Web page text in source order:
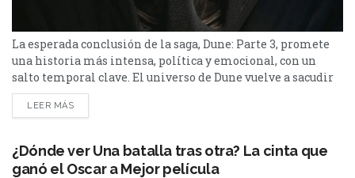
La esperada conclusión de la saga, Dune: Parte 3, promete
una historia más intensa, política y emocional, con un
salto temporal clave. El universo de Dune vuelve a sacudir
al mundo del cine. El primer tráiler de Dune: Parte 3 ya
está entre nosotros y confirma lo que muchos sospechaban:
LEER MÁS
¿Dónde ver Una batalla tras otra? La cinta que
ganó el Oscar a Mejor película